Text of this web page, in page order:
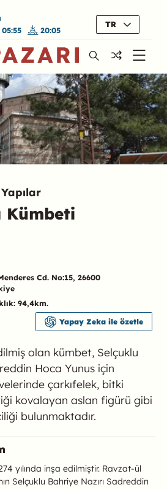
05:55 20:05
TR
Kümbeti
olan kümbet, Selçuklu
Hoca Yunus için
çarkıfelek, bitki
kovalayan aslan figürü gibi
bulunmaktadır.
Cd. No:15, 26600
94,4km.
Yapay Zeka ile özetle
Hakkında
yılında inşa edilmiştir. Ravzat-ül
Selçuklu Bahriye Nazırı Sadreddin